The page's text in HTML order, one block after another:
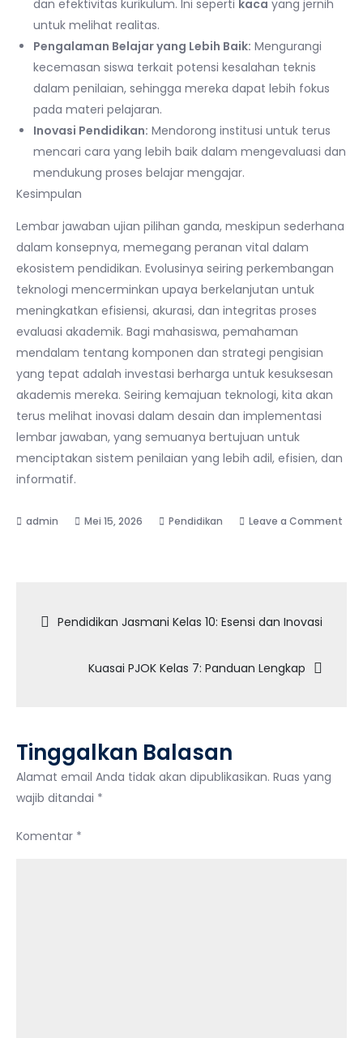
dan efektivitas kurikulum. Ini seperti kaca yang jernih
untuk melihat realitas.
Pengalaman Belajar yang Lebih Baik: Mengurangi
kecemasan siswa terkait potensi kesalahan teknis
dalam penilaian, sehingga mereka dapat lebih fokus
pada materi pelajaran.
Inovasi Pendidikan: Mendorong institusi untuk terus
mencari cara yang lebih baik dalam mengevaluasi dan
mendukung proses belajar mengajar.
Kesimpulan
Lembar jawaban ujian pilihan ganda, meskipun sederhana
dalam konsepnya, memegang peranan vital dalam
ekosistem pendidikan. Evolusinya seiring perkembangan
teknologi mencerminkan upaya berkelanjutan untuk
meningkatkan efisiensi, akurasi, dan integritas proses
evaluasi akademik. Bagi mahasiswa, pemahaman
mendalam tentang komponen dan strategi pengisian
yang tepat adalah investasi berharga untuk kesuksesan
akademis mereka. Seiring kemajuan teknologi, kita akan
terus melihat inovasi dalam desain dan implementasi
lembar jawaban, yang semuanya bertujuan untuk
menciptakan sistem penilaian yang lebih adil, efisien, dan
informatif.
Mei 15, 2026 Pendidikan
Leave a Comment
PilihanNavigasi
pos
Pendidikan Jasmani Kelas 10: Esensi dan Inovasi
Kuasai PJOK Kelas 7: Panduan Lengkap
Tinggalkan Balasan
Alamat email Anda tidak akan dipublikasikan. Ruas yang
wajib ditandai *
Komentar *